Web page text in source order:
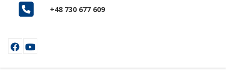
+48 730 677 609